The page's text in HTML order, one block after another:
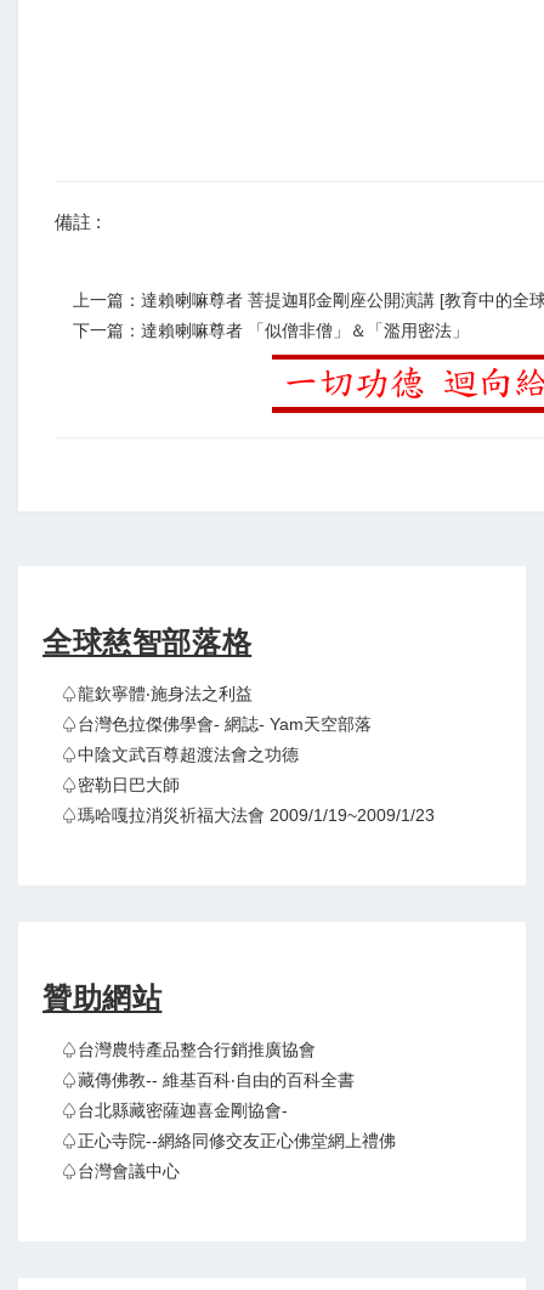
備註 :
上一篇：達賴喇嘛尊者 菩提迦耶金剛座公開演講 [教育中的全
下一篇：達賴喇嘛尊者 「似僧非僧」＆「濫用密法」
全球慈智部落格
♤龍欽寧體‧施身法之利益
♤台灣色拉傑佛學會- 網誌- Yam天空部落
♤中陰文武百尊超渡法會之功德
♤密勒日巴大師
♤瑪哈嘎拉消災祈福大法會 2009/1/19~2009/1/23
贊助網站
♤台灣農特產品整合行銷推廣協會
♤藏傳佛教-- 維基百科‧自由的百科全書
♤台北縣藏密薩迦喜金剛協會-
♤正心寺院--網絡同修交友正心佛堂網上禮佛
♤台灣會議中心